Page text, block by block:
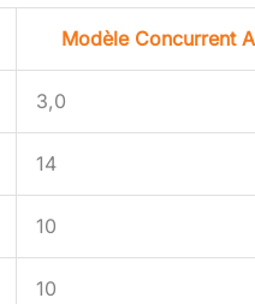
Modèle Concurrent A
3,0
14
10
10